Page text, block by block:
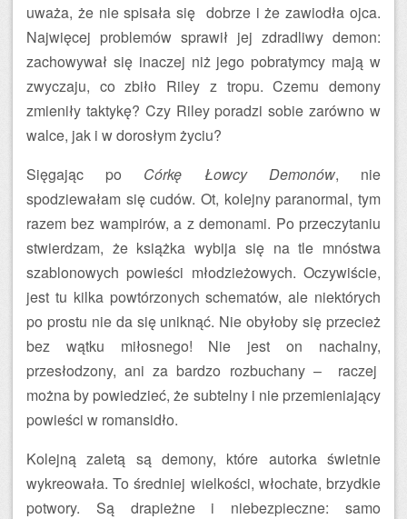
uważa, że nie spisała się dobrze i że zawiodła ojca.
Najwięcej problemów sprawił jej zdradliwy demon:
zachowywał się inaczej niż jego pobratymcy mają w
zwyczaju, co zbiło Riley z tropu. Czemu demony
zmieniły taktykę? Czy Riley poradzi sobie zarówno w
walce, jak i w dorosłym życiu?
Sięgając po Córkę Łowcy Demonów, nie
spodziewałam się cudów. Ot, kolejny paranormal, tym
razem bez wampirów, a z demonami. Po przeczytaniu
stwierdzam, że książka wybija się na tle mnóstwa
szablonowych powieści młodzieżowych. Oczywiście,
jest tu kilka powtórzonych schematów, ale niektórych
po prostu nie da się uniknąć. Nie obyłoby się przecież
bez wątku miłosnego! Nie jest on nachalny,
przesłodzony, ani za bardzo rozbuchany – raczej
można by powiedzieć, że subtelny i nie przemieniający
powieści w romansidło.
Kolejną zaletą są demony, które autorka świetnie
wykreowała. To średniej wielkości, włochate, brzydkie
potwory. Są drapieżne i niebezpieczne: samo